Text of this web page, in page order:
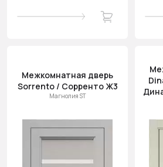
Межкомнатная дверь
Sorrento / Сорренто Ж3
Магнолия ST